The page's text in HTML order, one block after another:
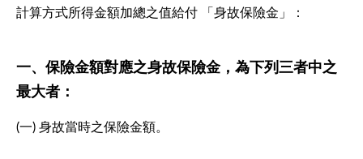
計算方式所得金額加總之值給付 「身故保險金」：
一、保險金額對應之身故保險金，為下列三者中之
最大者：
(一) 身故當時之保險金額。